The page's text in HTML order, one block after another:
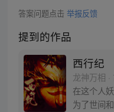
答案问题点击 举报反馈
提到的作品
西行纪
龙神万相 ·
在这个人
为了世间